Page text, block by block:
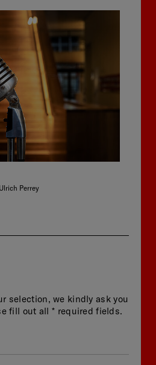
Perrey
selection, we kindly ask you
fill out all * required fields.